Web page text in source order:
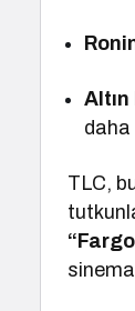
daha
TLC,